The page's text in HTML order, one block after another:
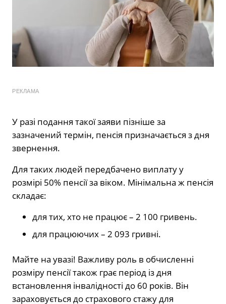
РЕКЛАМА
У разі подання такої заяви пізніше за
зазначений термін, пенсія призначається з дня
звернення.
Для таких людей передбачено виплату у
розмірі 50% пенсії за віком. Мінімальна ж пенсія
складає:
для тих, хто не працює – 2 100 гривень.
для працюючих – 2 093 гривні.
Майте на увазі! Важливу роль в обчисленні
розміру пенсії також грає період із дня
встановлення інвалідності до 60 років. Він
зараховується до страхового стажу для